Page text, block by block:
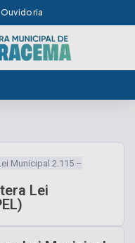
Ouvidoria
Municipal 2.115 –
Lei